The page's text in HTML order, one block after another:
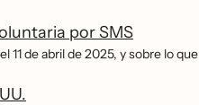
por SMS
de abril de 2025, y sobre lo